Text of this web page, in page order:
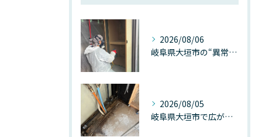
2026/08/06
岐阜県大垣市の“異常に高い気温”が建物内部を腐らせる──深層カビが爆発的に増える本当の理由
2026/08/05
岐阜県大垣市で広がる“深層カビ汚染”──なぜ除カビが必要なのか、建物内部で起きている見えない危機